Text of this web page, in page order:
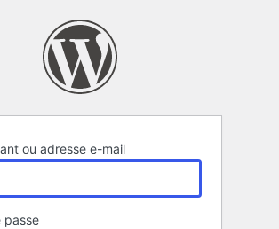
ou adresse e-mail
passe